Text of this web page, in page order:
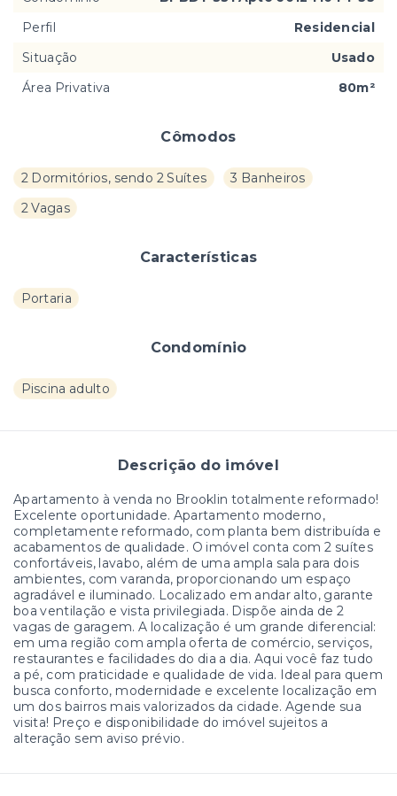
Cômodos
2 Dormitórios, sendo 2 Suítes
3 Banheiros
2 Vagas
Características
Portaria
Condomínio
Piscina adulto
Descrição do imóvel
Apartamento à venda no Brooklin totalmente reformado!
Excelente oportunidade. Apartamento moderno,
completamente reformado, com planta bem distribuída e
acabamentos de qualidade. O imóvel conta com 2 suítes
confortáveis, lavabo, além de uma ampla sala para dois
ambientes, com varanda, proporcionando um espaço
agradável e iluminado. Localizado em andar alto, garante
boa ventilação e vista privilegiada. Dispõe ainda de 2
vagas de garagem. A localização é um grande diferencial:
em uma região com ampla oferta de comércio, serviços,
restaurantes e facilidades do dia a dia. Aqui você faz tudo
a pé, com praticidade e qualidade de vida. Ideal para quem
busca conforto, modernidade e excelente localização em
um dos bairros mais valorizados da cidade. Agende sua
visita! Preço e disponibilidade do imóvel sujeitos a
alteração sem aviso prévio.
Perfil
Residencial
Situação
Usado
Área Privativa
80m²